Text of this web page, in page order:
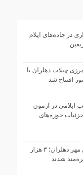
راهداری در جاده‌های ایلام
چیلات دهلران با
افتتاح شد
۹۸۵ داوطلب ایلامی در آزمون
ارشد ۱۴۰۵/ جزئیات حوزه‌های
پایان تنش آبی در مسکن مهر دهلران؛ ۳ هزار
شدند